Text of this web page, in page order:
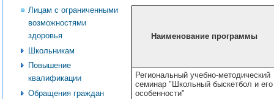
Лицам с ограниченными
возможностями
здоровья
Школьникам
Повышение
квалификации
Обращения граждан
Наименование программы
Региональный учебно-методический
семинар "Школьный быскетбол и его
особенности"